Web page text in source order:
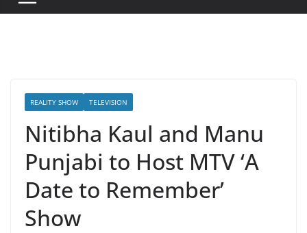
REALITY SHOW TELEVISION
Nitibha Kaul and Manu
Punjabi to Host MTV ‘A
Date to Remember’
Show